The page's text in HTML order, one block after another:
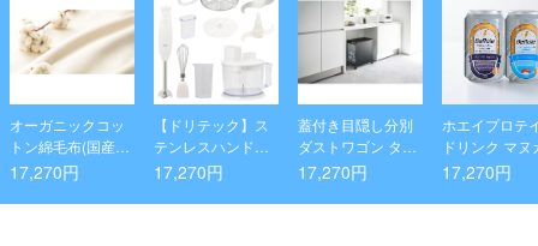
オーガニックコッ
トン綿毛布(国産木
箱入)
17,270円
【ドリテック】ス
テンレスハンドブ
レンダー フードプ
17,270円
蓋付き目隠し分別
ダストワゴン タワ
ー 3分別 ブラック
17,270円
ホエイプロテ
ドリンク マヌ
ニーエールビ
イチサワー風
17,270円